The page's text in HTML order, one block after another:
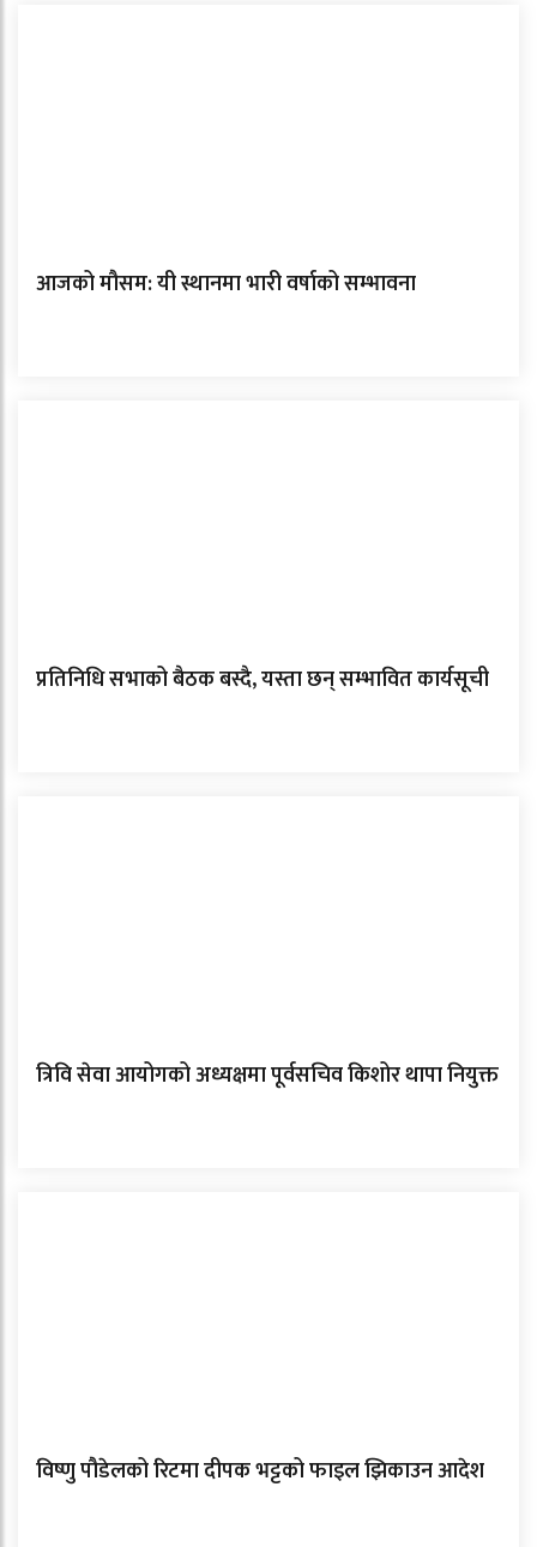
आजको मौसम: यी स्थानमा भारी वर्षाको सम्भावना
प्रतिनिधि सभाको बैठक बस्दै, यस्ता छन् सम्भावित कार्यसूची
त्रिवि सेवा आयोगको अध्यक्षमा पूर्वसचिव किशोर थापा नियुक्त
विष्णु पौडेलको रिटमा दीपक भट्टको फाइल झिकाउन आदेश